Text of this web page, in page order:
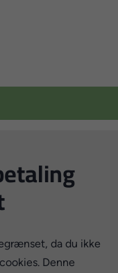
da du ikke
Denne